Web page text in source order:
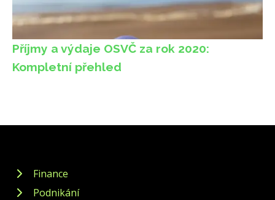
Příjmy a výdaje OSVČ za rok 2020:
Kompletní přehled
Finance
Podnikání